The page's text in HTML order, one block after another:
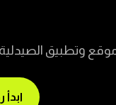
وتطبيق